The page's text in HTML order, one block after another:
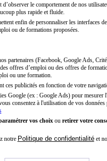
d’observer le comportement de nos
plus rapide et fluide.
enfin de personnaliser les interfaces
ou de formations proposées.
partenaires (Facebook, Google Ads,
offres d’emploi ou des offres de
ou une formation.
ces publicités en fonction de votre
Google (ex : Google Ads) pour mesurer
consentez à l'utilisation de vos
vos choixou retirer votre
notre Politique de confidentialitéet